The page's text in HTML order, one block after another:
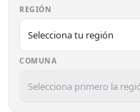
REGIÓN
COMUNA